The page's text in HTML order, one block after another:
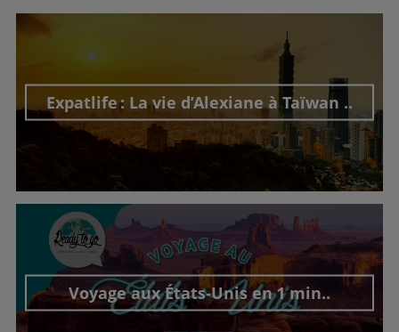
Expatlife : La vie d’Alexiane à Taïwan ..
Découvrir cet interview
Voyage aux États-Unis en 1 min..